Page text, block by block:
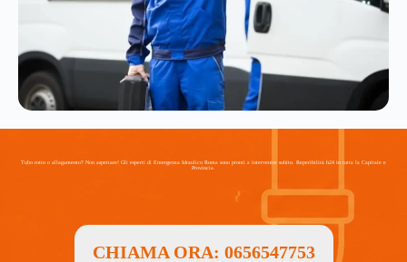
Tubo rotto o allagamento? Non aspettare! Gli esperti di Emergenza Idraulico Roma sono pronti a intervenire subito. Reperibilità h24 in tutta la Capitale e
Provincia.
CHIAMA ORA: 0656547753